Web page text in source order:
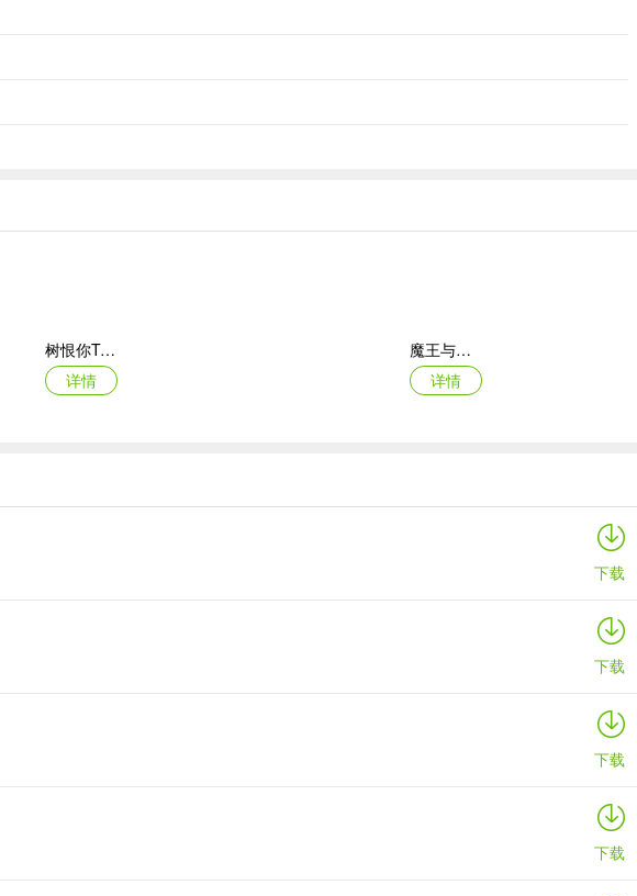
树恨你Trees Hate You
详情
魔王与龙的建国谭
详情
沙盒与副本英勇之地官方正版
白猫的大冒险3
下载
下载
下载
下载